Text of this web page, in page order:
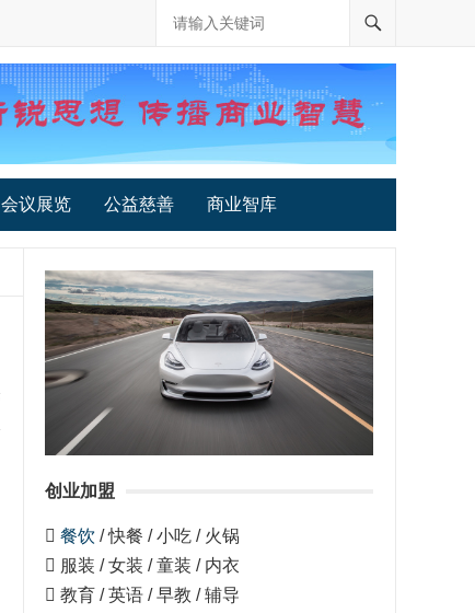
会议展览 公益慈善 商业智库
创业加盟
 餐饮 / 快餐 / 小吃 / 火锅
 服装 / 女装 / 童装 / 内衣
 教育 / 英语 / 早教 / 辅导